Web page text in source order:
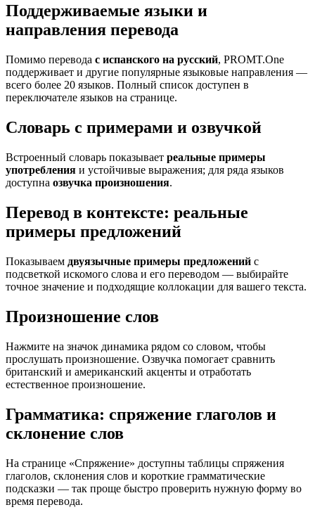
Поддерживаемые языки и
направления перевода
Помимо перевода с испанского на русский, PROMT.One
поддерживает и другие популярные языковые направления —
всего более 20 языков. Полный список доступен в
переключателе языков на странице.
Словарь с примерами и озвучкой
Встроенный словарь показывает реальные примеры
употребления и устойчивые выражения; для ряда языков
доступна озвучка произношения.
Перевод в контексте: реальные
примеры предложений
Показываем двуязычные примеры предложений с
подсветкой искомого слова и его переводом — выбирайте
точное значение и подходящие коллокации для вашего текста.
Произношение слов
Нажмите на значок динамика рядом со словом, чтобы
прослушать произношение. Озвучка помогает сравнить
британский и американский акценты и отработать
естественное произношение.
Грамматика: спряжение глаголов и
склонение слов
На странице «Спряжение» доступны таблицы спряжения
глаголов, склонения слов и короткие грамматические
подсказки — так проще быстро проверить нужную форму во
время перевода.